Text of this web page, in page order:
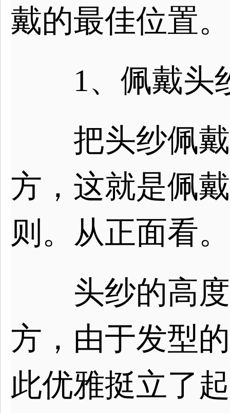
戴的最佳位置。
1、佩戴头
把头纱佩戴
方，这就是佩
则。从正面看。
头纱的高度
方，由于发型
此优雅挺立了